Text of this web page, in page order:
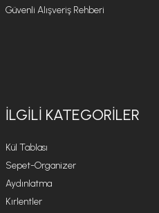
Güvenli Alışveriş Rehberi
İLGILI KATEGORILER
Kül Tablası
Sepet-Organizer
Aydınlatma
Kırlentler